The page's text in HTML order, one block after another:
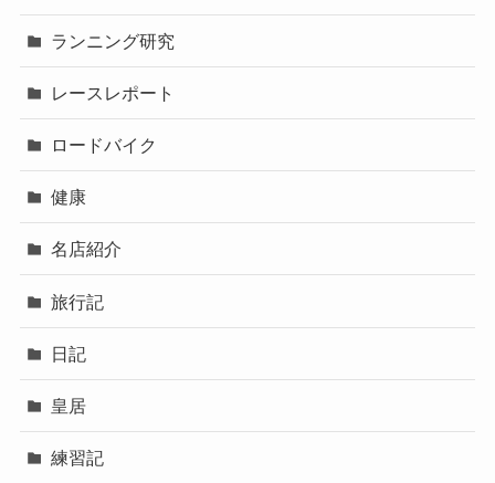
ランニング研究
レースレポート
ロードバイク
健康
名店紹介
旅行記
日記
皇居
練習記